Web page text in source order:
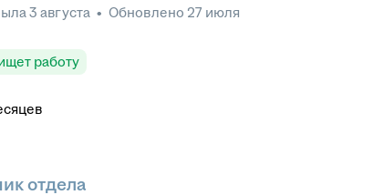
3 августа • Обновлено 27 июля
работу
отдела